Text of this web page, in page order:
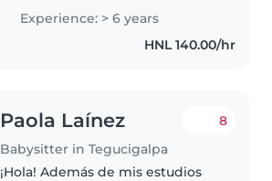
niños en primaria, he dado
tutorias , estimulacion temprano
he trabajos con niños autistas y
Experience: > 6 years
HNL 140.00/hr
Paola Laínez
Babysitter in Tegucigalpa
8
¡Hola! Además de mis estudios